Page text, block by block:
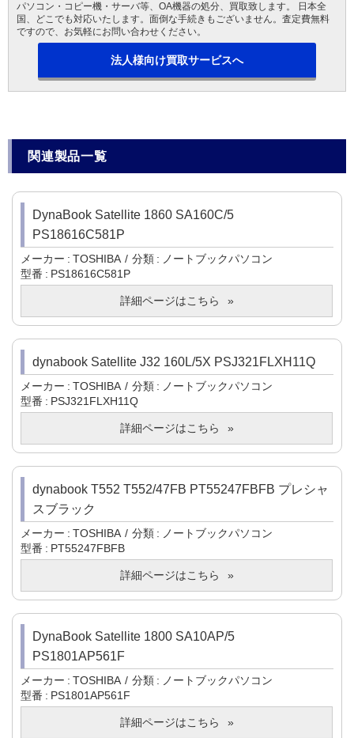
パソコン・コピー機・サーバ等、OA機器の処分、買取致します。 日本全
国、どこでも対応いたします。面倒な手続きもございません。査定費無料
ですので、お気軽にお問い合わせください。
法人様向け買取サービスへ
関連製品一覧
DynaBook Satellite 1860 SA160C/5
PS18616C581P
メーカー TOSHIBA 分類
ノートブックパソコン
型番
PS18616C581P
詳細ページはこちら
dynabook Satellite J32 160L/5X PSJ321FLXH11Q
メーカー TOSHIBA 分類
ノートブックパソコン
型番
PSJ321FLXH11Q
詳細ページはこちら
dynabook T552 T552/47FB PT55247FBFB プレシャ
スブラック
メーカー TOSHIBA 分類
ノートブックパソコン
型番
PT55247FBFB
詳細ページはこちら
DynaBook Satellite 1800 SA10AP/5
PS1801AP561F
メーカー TOSHIBA 分類
ノートブックパソコン
型番
PS1801AP561F
詳細ページはこちら